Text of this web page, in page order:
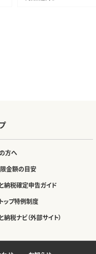
方へ
金額の目安
納税確定申告ガイド
ップ特例制度
納税ナビ（外部サイト）